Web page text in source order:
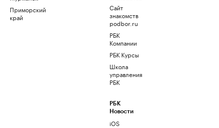
Приморский
край
Сайт
знакомств
podbor.ru
РБК
Компании
РБК Курсы
Школа
управления
РБК
РБК
Новости
iOS